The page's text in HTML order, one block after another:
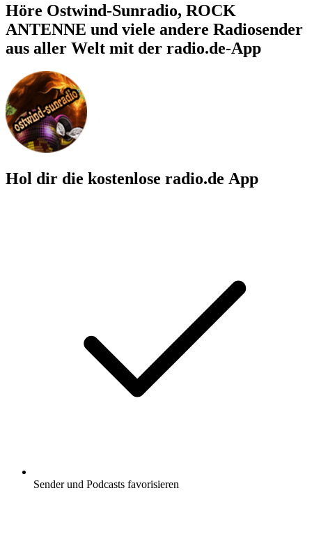
Höre Ostwind-Sunradio, ROCK
ANTENNE und viele andere Radiosender
aus aller Welt mit der radio.de-App
Hol dir die kostenlose radio.de App
Sender und Podcasts favorisieren